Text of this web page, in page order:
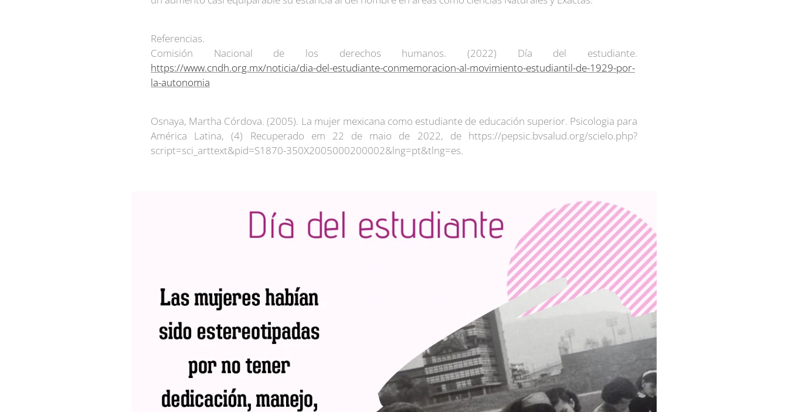
Referencias.
Comisión Nacional de los derechos humanos. (2022) Día del estudiante.
https://www.cndh.org.mx/noticia/dia-del-estudiante-conmemoracion-al-movimiento-estudiantil-de-1929-por-
la-autonomia
Osnaya, Martha Córdova. (2005). La mujer mexicana como estudiante de educación superior. Psicologia para
América Latina, (4) Recuperado em 22 de maio de 2022, de https://pepsic.bvsalud.org/scielo.php?
script=sci_arttext&pid=S1870-350X2005000200002&lng=pt&tlng=es.